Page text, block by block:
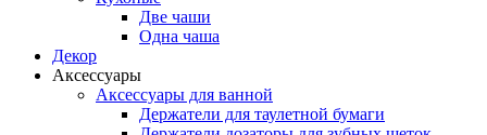
Две чаши
Одна чаша
Декор
Аксессуары
Аксессуары для ванной
Держатели для таулетной бумаги